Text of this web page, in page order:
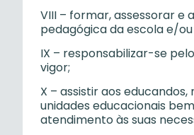
VIII – formar, assessorar e
pedagógica da escola e/
IX – responsabilizar-se
vigor;
X – assistir aos
unidades educacionais
atendimento às suas